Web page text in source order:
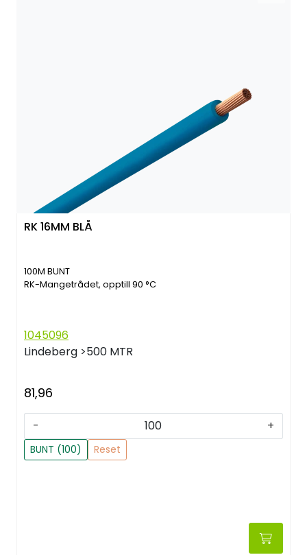
RK 16MM BLÅ
100M BUNT
RK-Mangetrådet, opptill 90 °C
1045096
Lindeberg >500 MTR
81,96
- +
BUNT (100) Reset